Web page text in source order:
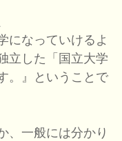
になっていけるよ
立した「国立大学
。』ということで
、一般には分かり